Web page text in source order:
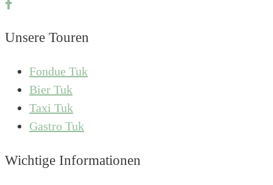
Unsere Touren
Fondue Tuk
Bier Tuk
Taxi Tuk
Gastro Tuk
Wichtige Informationen